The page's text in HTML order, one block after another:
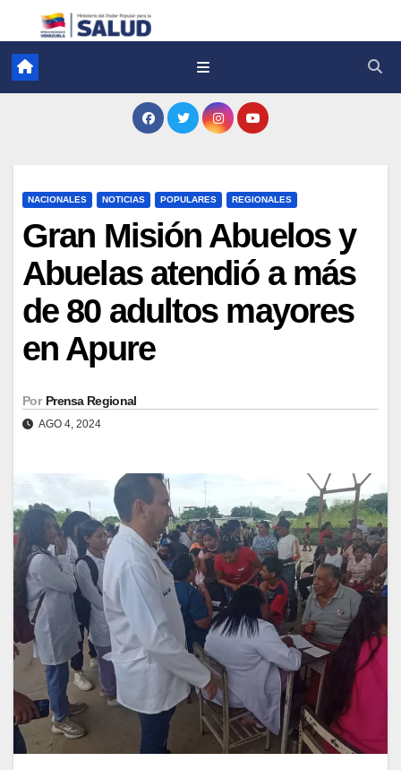
NACIONALES NOTICIAS POPULARES REGIONALES
Gran Misión Abuelos y
Abuelas atendió a más
de 80 adultos mayores
en Apure
Por Prensa Regional
AGO 4, 2024